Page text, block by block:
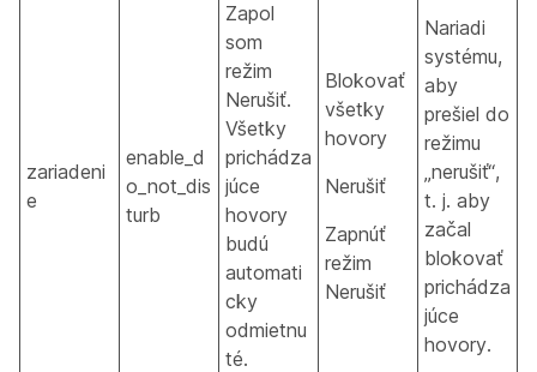
zariadeni
e
enable_d
o_not_dis
turb
Zapol
som
režim
Nerušiť.
Všetky
prichádza
júce
hovory
budú
automati
cky
odmietnu
té.
Blokovať
všetky
hovory
Nerušiť
Zapnúť
režim
Nerušiť
Nariadi
systému,
aby
prešiel do
režimu
„nerušiť“,
t. j. aby
začal
blokovať
prichádza
júce
hovory.